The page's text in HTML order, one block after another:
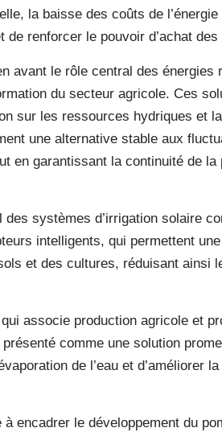
la baisse des coûts de
renforcer le pouvoir d’achat des
avant le rôle central des énergies
du secteur agricole. Ces
sur les ressources hydriques et
une alternative stable aux
en garantissant la continuité de
systèmes d’irrigation solaire
intelligents, qui permettent
et des cultures, réduisant ainsi
associe production agricole et
comme une solution
de l’eau et d’améliorer
encadrer le développement du